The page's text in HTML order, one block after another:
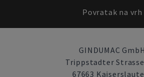
Povratak na vrh
GINDUMAC GmbH
Trippstadter Strasse
67663